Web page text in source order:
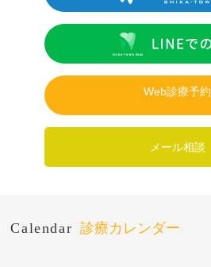
Web診療予約
メール相談
Calendar 診療カレンダー